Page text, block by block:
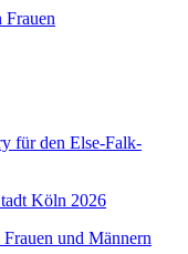
für den Else-Falk-
und Männern